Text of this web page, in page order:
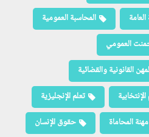
العامة
المحاسبة العمومية
العمومي
القانونية والقضائية
تعلم الإنجليزية
المحاماة حقوق الإنسان